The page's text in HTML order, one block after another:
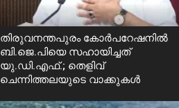
തിരുവനന്തപുരം കോർപറേഷനിൽ
ബി.ജെ.പിയെ സഹായിച്ചത്
യു.ഡി.എഫ്.; തെളിവ്
ചെന്നിത്തലയുടെ വാക്കുകൾ